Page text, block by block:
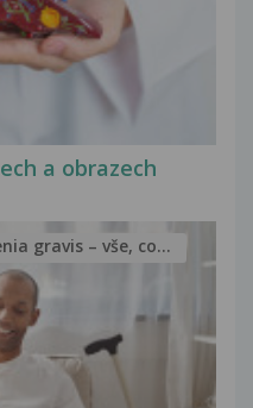
a obrazech
gravis – vše, co...